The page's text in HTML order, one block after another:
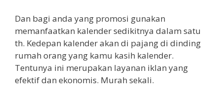
Dan bagi anda yang promosi gunakan
memanfaatkan kalender sedikitnya dalam satu
th. Kedepan kalender akan di pajang di dinding
rumah orang yang kamu kasih kalender.
Tentunya ini merupakan layanan iklan yang
efektif dan ekonomis. Murah sekali.